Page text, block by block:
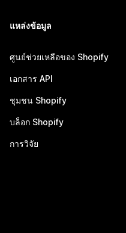
แหล่งข้อมูล
ศูนย์ช่วยเหลือของ Shopify
เอกสาร API
ชุมชน Shopify
บล็อก Shopify
การวิจัย